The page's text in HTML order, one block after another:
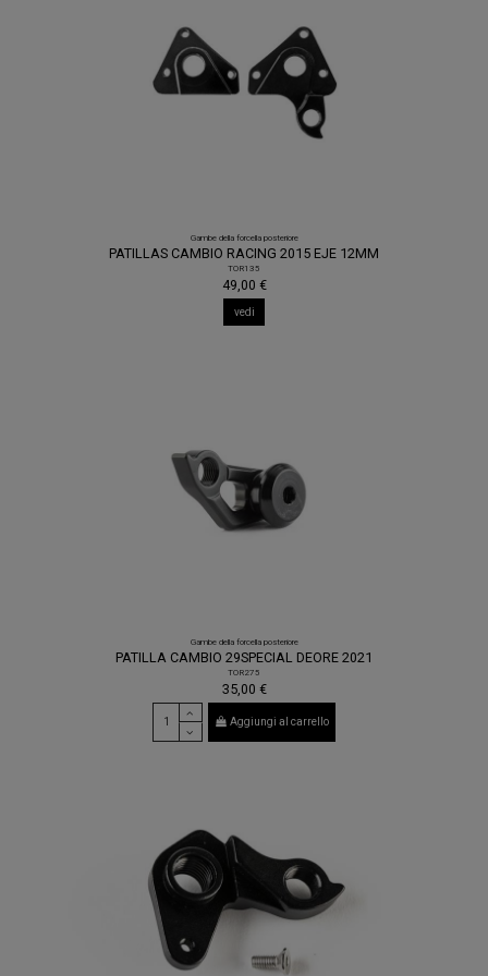
Gambe della forcella posteriore
PATILLAS CAMBIO RACING 2015 EJE 12MM
TOR135
49,00 €
vedi
Gambe della forcella posteriore
PATILLA CAMBIO 29SPECIAL DEORE 2021
TOR275
35,00 €
Aggiungi al carrello